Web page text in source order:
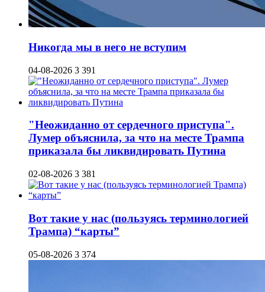
Никогда мы в него не вступим
04-08-2026 3 391
"Неожиданно от сердечного приступа".
Лумер объяснила, за что на месте Трампа
приказала бы ликвидировать Путина
02-08-2026 3 381
Вот такие у нас (пользуясь терминологией
Трампа) “карты”
05-08-2026 3 374